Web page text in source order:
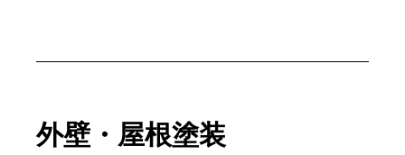
外壁・屋根塗装